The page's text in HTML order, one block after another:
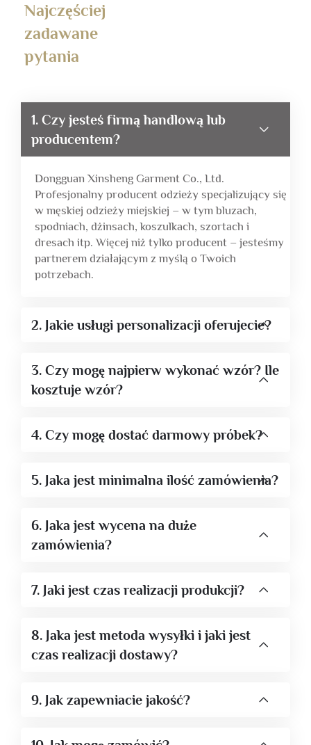
Najczęściej
zadawane
pytania
1. Czy jesteś firmą handlową lub
producentem?
Dongguan Xinsheng Garment Co., Ltd.
Profesjonalny producent odzieży specjalizujący się
w męskiej odzieży miejskiej – w tym bluzach,
spodniach, dżinsach, koszulkach, szortach i
dresach itp. Więcej niż tylko producent – jesteśmy
partnerem działającym z myślą o Twoich
potrzebach.
2. Jakie usługi personalizacji oferujecie?
3. Czy mogę najpierw wykonać wzór? Ile
kosztuje wzór?
4. Czy mogę dostać darmowy próbek?
5. Jaka jest minimalna ilość zamówienia?
6. Jaka jest wycena na duże
zamówienia?
7. Jaki jest czas realizacji produkcji?
8. Jaka jest metoda wysyłki i jaki jest
czas realizacji dostawy?
9. Jak zapewniacie jakość?